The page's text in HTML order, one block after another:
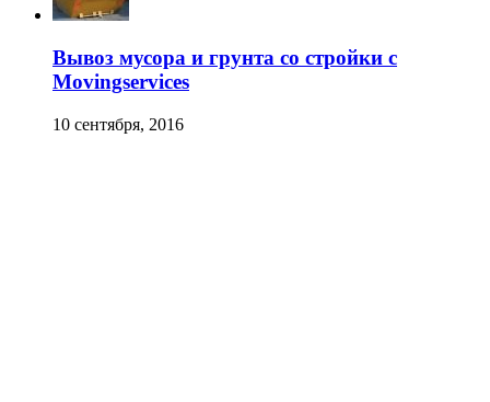
Вывоз мусора и грунта со стройки с
Movingservices
10 сентября, 2016